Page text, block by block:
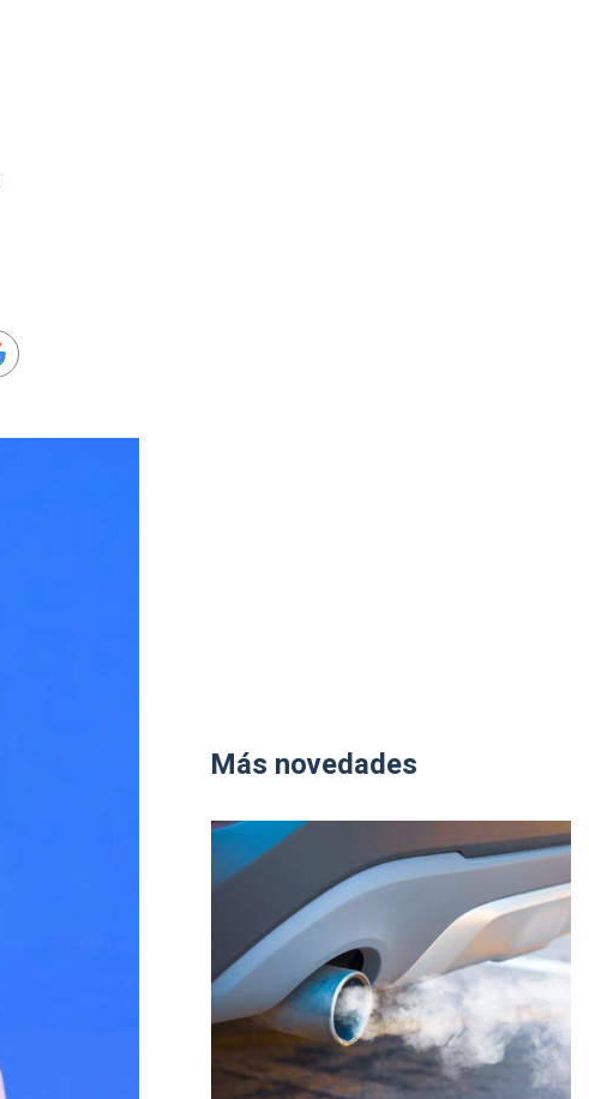
Más novedades